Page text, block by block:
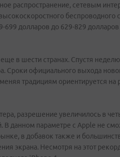
распространение, сетевым
беспроводного
699 долларов до 629-829
в шести странах. Спустя
Сроки официального выхода
традициям ориентируется на
разрешение увеличилось в
В данном параметре с Apple не
в добавок также и
экрана. Несмотря на этот